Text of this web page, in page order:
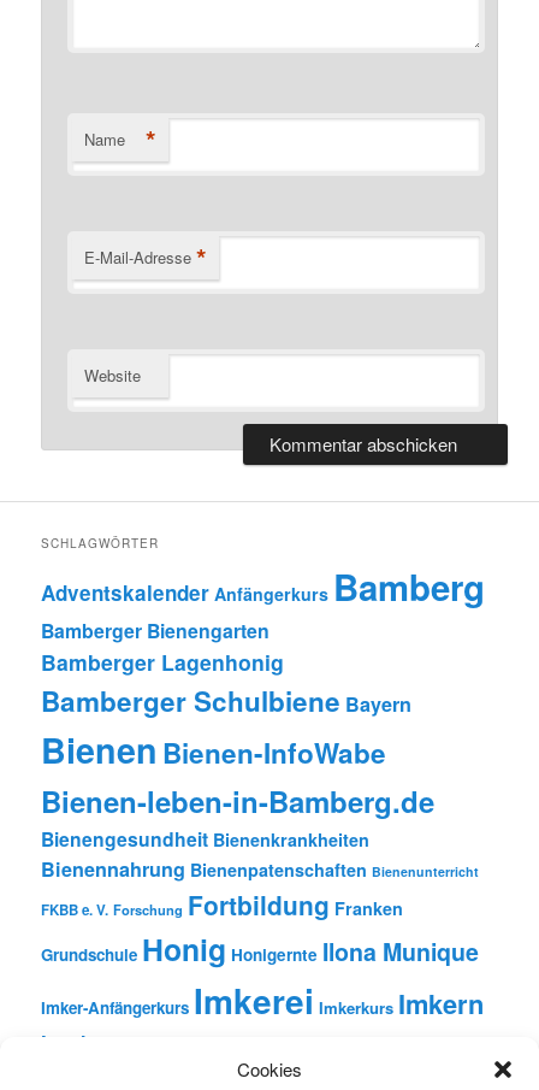
Cookies
Name *
E-Mail-Adresse *
Website
SCHLAGWÖRTER
Adventskalender Anfängerkurs Bamberg
Bamberger Bienengarten
Bamberger Lagenhonig
Bamberger Schulbiene Bayern
Bienen Bienen-InfoWabe
Bienen-leben-in-Bamberg.de
Bienengesundheit Bienenkrankheiten
Bienennahrung Bienenpatenschaften Bienenunterricht
FKBB e. V. Forschung Fortbildung Franken
Grundschule Honig Honigernte Ilona Munique
Imker-Anfängerkurs Imkerei Imkerkurs Imkern
Insekten
Natur Oberfranken